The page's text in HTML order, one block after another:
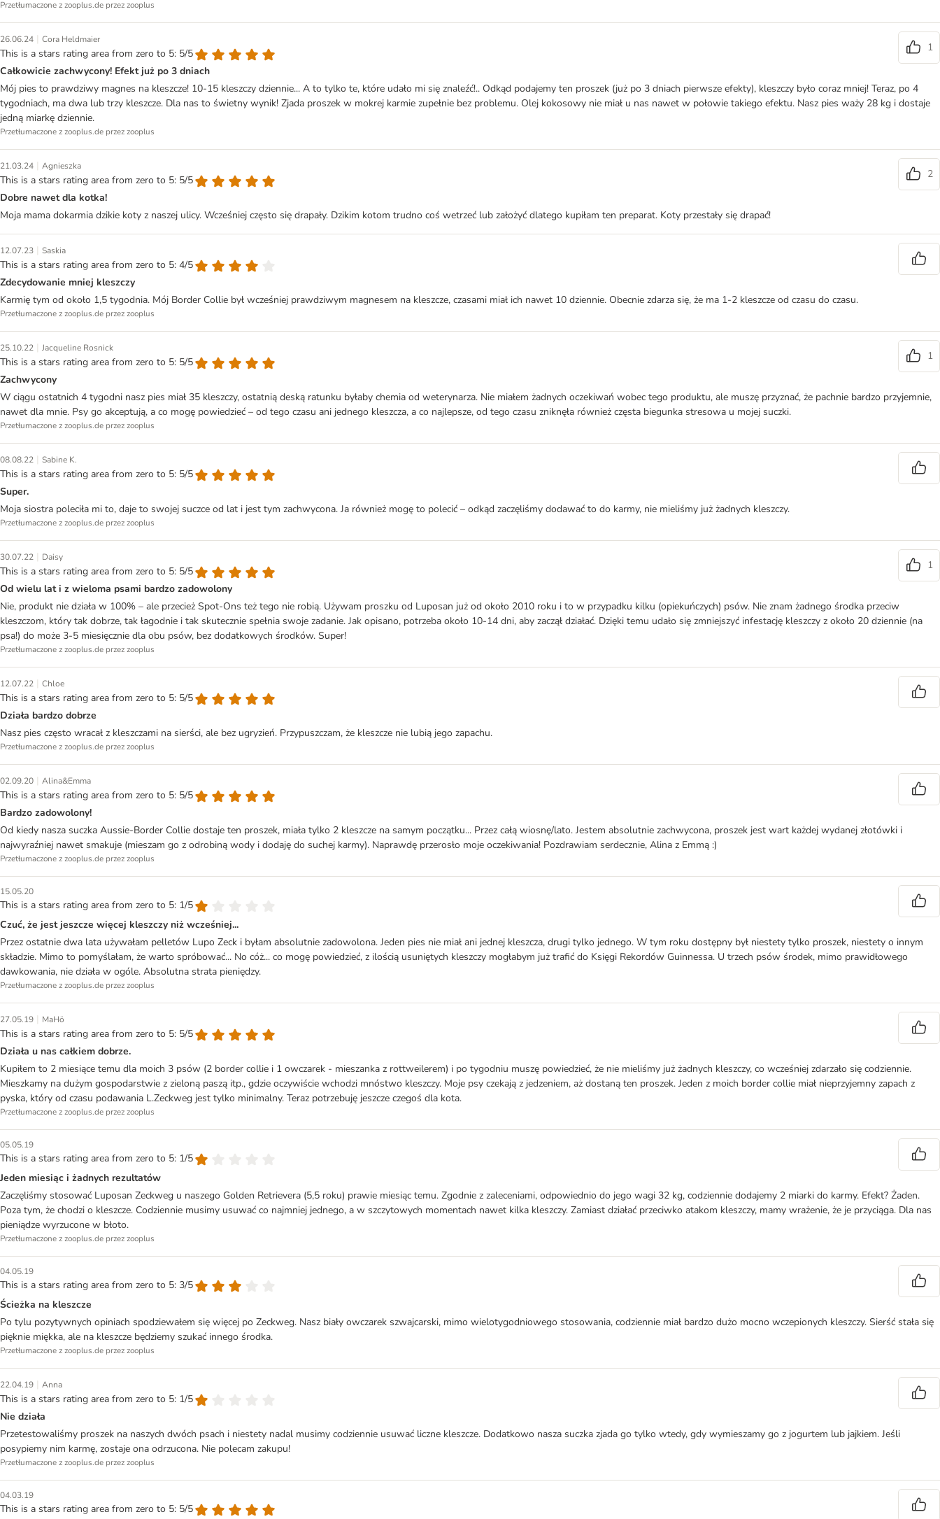
Przetłumaczone z zooplus.de przez zooplus
26.06.24 | Cora Heldmaier
This is a stars rating area from zero to 5: 5/5
1
Całkowicie zachwycony! Efekt już po 3 dniach
Mój pies to prawdziwy magnes na kleszcze! 10-15 kleszczy dziennie... A to tylko te, które udało mi się znaleźć!.. Odkąd podajemy ten proszek (już po 3 dniach pierwsze efekty), kleszczy było coraz mniej! Teraz, po 4
tygodniach, ma dwa lub trzy kleszcze. Dla nas to świetny wynik! Zjada proszek w mokrej karmie zupełnie bez problemu. Olej kokosowy nie miał u nas nawet w połowie takiego efektu. Nasz pies waży 28 kg i dostaje
jedną miarkę dziennie.
Przetłumaczone z zooplus.de przez zooplus
21.03.24 | Agnieszka
This is a stars rating area from zero to 5: 5/5
2
Dobre nawet dla kotka!
Moja mama dokarmia dzikie koty z naszej ulicy. Wcześniej często się drapały. Dzikim kotom trudno coś wetrzeć lub założyć dlatego kupiłam ten preparat. Koty przestały się drapać!
12.07.23 | Saskia
This is a stars rating area from zero to 5: 4/5
Zdecydowanie mniej kleszczy
Karmię tym od około 1,5 tygodnia. Mój Border Collie był wcześniej prawdziwym magnesem na kleszcze, czasami miał ich nawet 10 dziennie. Obecnie zdarza się, że ma 1-2 kleszcze od czasu do czasu.
Przetłumaczone z zooplus.de przez zooplus
25.10.22 | Jacqueline Rosnick
This is a stars rating area from zero to 5: 5/5
1
Zachwycony
W ciągu ostatnich 4 tygodni nasz pies miał 35 kleszczy, ostatnią deską ratunku byłaby chemia od weterynarza. Nie miałem żadnych oczekiwań wobec tego produktu, ale muszę przyznać, że pachnie bardzo przyjemnie,
nawet dla mnie. Psy go akceptują, a co mogę powiedzieć – od tego czasu ani jednego kleszcza, a co najlepsze, od tego czasu zniknęła również częsta biegunka stresowa u mojej suczki.
Przetłumaczone z zooplus.de przez zooplus
08.08.22 | Sabine K.
This is a stars rating area from zero to 5: 5/5
Super.
Moja siostra poleciła mi to, daje to swojej suczce od lat i jest tym zachwycona. Ja również mogę to polecić – odkąd zaczęliśmy dodawać to do karmy, nie mieliśmy już żadnych kleszczy.
Przetłumaczone z zooplus.de przez zooplus
30.07.22 | Daisy
This is a stars rating area from zero to 5: 5/5
1
Od wielu lat i z wieloma psami bardzo zadowolony
Nie, produkt nie działa w 100% – ale przecież Spot-Ons też tego nie robią. Używam proszku od Luposan już od około 2010 roku i to w przypadku kilku (opiekuńczych) psów. Nie znam żadnego środka przeciw
kleszczom, który tak dobrze, tak łagodnie i tak skutecznie spełnia swoje zadanie. Jak opisano, potrzeba około 10-14 dni, aby zaczął działać. Dzięki temu udało się zmniejszyć infestację kleszczy z około 20 dziennie (na
psa!) do może 3-5 miesięcznie dla obu psów, bez dodatkowych środków. Super!
Przetłumaczone z zooplus.de przez zooplus
12.07.22 | Chloe
This is a stars rating area from zero to 5: 5/5
Działa bardzo dobrze
Nasz pies często wracał z kleszczami na sierści, ale bez ugryzień. Przypuszczam, że kleszcze nie lubią jego zapachu.
Przetłumaczone z zooplus.de przez zooplus
02.09.20 | Alina&Emma
This is a stars rating area from zero to 5: 5/5
Bardzo zadowolony!
Od kiedy nasza suczka Aussie-Border Collie dostaje ten proszek, miała tylko 2 kleszcze na samym początku... Przez całą wiosnę/lato. Jestem absolutnie zachwycona, proszek jest wart każdej wydanej złotówki i
najwyraźniej nawet smakuje (mieszam go z odrobiną wody i dodaję do suchej karmy). Naprawdę przerosło moje oczekiwania! Pozdrawiam serdecznie, Alina z Emmą :)
Przetłumaczone z zooplus.de przez zooplus
15.05.20
This is a stars rating area from zero to 5: 1/5
Czuć, że jest jeszcze więcej kleszczy niż wcześniej...
Przez ostatnie dwa lata używałam pelletów Lupo Zeck i byłam absolutnie zadowolona. Jeden pies nie miał ani jednej kleszcza, drugi tylko jednego. W tym roku dostępny był niestety tylko proszek, niestety o innym
składzie. Mimo to pomyślałam, że warto spróbować... No cóż... co mogę powiedzieć, z ilością usuniętych kleszczy mogłabym już trafić do Księgi Rekordów Guinnessa. U trzech psów środek, mimo prawidłowego
dawkowania, nie działa w ogóle. Absolutna strata pieniędzy.
Przetłumaczone z zooplus.de przez zooplus
27.05.19 | MaHö
This is a stars rating area from zero to 5: 5/5
Działa u nas całkiem dobrze.
Kupiłem to 2 miesiące temu dla moich 3 psów (2 border collie i 1 owczarek - mieszanka z rottweilerem) i po tygodniu muszę powiedzieć, że nie mieliśmy już żadnych kleszczy, co wcześniej zdarzało się codziennie.
Mieszkamy na dużym gospodarstwie z zieloną paszą itp., gdzie oczywiście wchodzi mnóstwo kleszczy. Moje psy czekają z jedzeniem, aż dostaną ten proszek. Jeden z moich border collie miał nieprzyjemny zapach z
pyska, który od czasu podawania L.Zeckweg jest tylko minimalny. Teraz potrzebuję jeszcze czegoś dla kota.
Przetłumaczone z zooplus.de przez zooplus
05.05.19
This is a stars rating area from zero to 5: 1/5
Jeden miesiąc i żadnych rezultatów
Zaczęliśmy stosować Luposan Zeckweg u naszego Golden Retrievera (5,5 roku) prawie miesiąc temu. Zgodnie z zaleceniami, odpowiednio do jego wagi 32 kg, codziennie dodajemy 2 miarki do karmy. Efekt? Żaden.
Poza tym, że chodzi o kleszcze. Codziennie musimy usuwać co najmniej jednego, a w szczytowych momentach nawet kilka kleszczy. Zamiast działać przeciwko atakom kleszczy, mamy wrażenie, że je przyciąga. Dla nas
pieniądze wyrzucone w błoto.
Przetłumaczone z zooplus.de przez zooplus
04.05.19
This is a stars rating area from zero to 5: 3/5
Ścieżka na kleszcze
Po tylu pozytywnych opiniach spodziewałem się więcej po Zeckweg. Nasz biały owczarek szwajcarski, mimo wielotygodniowego stosowania, codziennie miał bardzo dużo mocno wczepionych kleszczy. Sierść stała się
pięknie miękka, ale na kleszcze będziemy szukać innego środka.
Przetłumaczone z zooplus.de przez zooplus
22.04.19 | Anna
This is a stars rating area from zero to 5: 1/5
Nie działa
Przetestowaliśmy proszek na naszych dwóch psach i niestety nadal musimy codziennie usuwać liczne kleszcze. Dodatkowo nasza suczka zjada go tylko wtedy, gdy wymieszamy go z jogurtem lub jajkiem. Jeśli
posypiemy nim karmę, zostaje ona odrzucona. Nie polecam zakupu!
Przetłumaczone z zooplus.de przez zooplus
04.03.19
This is a stars rating area from zero to 5: 5/5